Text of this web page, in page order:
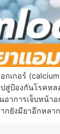
กอร์
ป้องกันโรคห
การเจ็บหน้า
กยังมียาอีกห